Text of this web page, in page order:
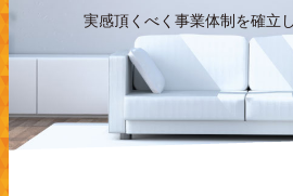
実感頂くべく事業体制を確立